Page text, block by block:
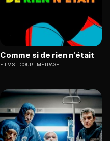
Comme si de rien n'était
FILMS COURT-MÉTRAGE